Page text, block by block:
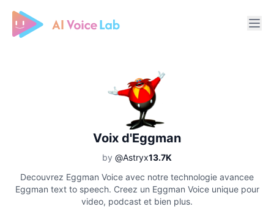
Free AI Cover & AI Voice Over
Voix d'Eggman
by @Astryx13.7K
Decouvrez Eggman Voice avec notre technologie avancee
Eggman text to speech. Creez un Eggman Voice unique pour
video, podcast et bien plus.